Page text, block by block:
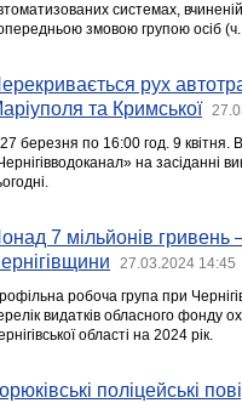
системах,
змовою групою осіб
рух
та Кримської
березня по 16:00 год. 9 квітня.
на засіданні
7 мільйонів гривень
27.03.2024 14:45
робоча група при
видатків обласного фонду
області на 2024 рік.
поліцейські